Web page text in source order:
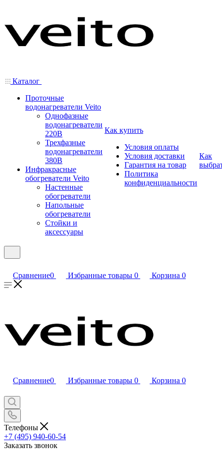
Каталог
Проточные
водонагреватели Veito
Однофазные
водонагреватели
220В
Трехфазные
водонагреватели
380В
Инфракрасные
обогреватели Veito
Настенные
обогреватели
Напольные
обогреватели
Стойки и
аксессуары
Как купить
Условия оплаты
Условия доставки
Гарантия на товар
Политика
конфиденциальности
Как
Сравнение0 Избранные товары 0 Корзина 0
Сравнение0 Избранные товары 0 Корзина 0
Телефоны
+7 (495) 940-60-54
Заказать звонок